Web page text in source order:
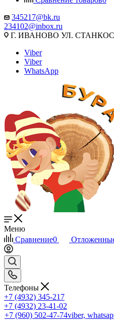
345217@bk.ru
234102@inbox.ru
Г. ИВАНОВО УЛ.
Viber
Viber
WhatsApp
Меню
Сравнение0
Телефоны
+7 (4932) 345-217
+7 (4932) 23-41-02
+7 (960) 502-47-74viber,